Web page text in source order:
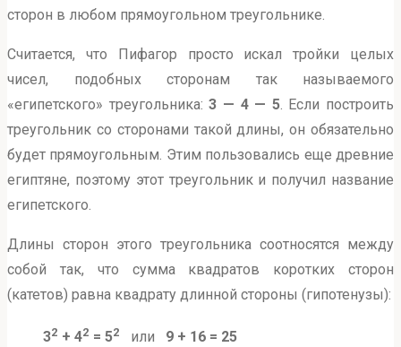
сторон в любом прямоугольном треугольнике.
Считается, что Пифагор просто искал тройки целых
чисел, подобных сторонам так называемого
«египетского» треугольника:3 — 4 — 5. Если построить
треугольник со сторонами такой длины, он обязательно
будет прямоугольным. Этим пользовались еще древние
египтяне, поэтому этот треугольник и получил название
египетского.
Длины сторон этого треугольника соотносятся между
собой так, что сумма квадратов коротких сторон
(катетов) равна квадрату длинной стороны (гипотенузы):
32 + 42 = 52 или 9 + 16 = 25